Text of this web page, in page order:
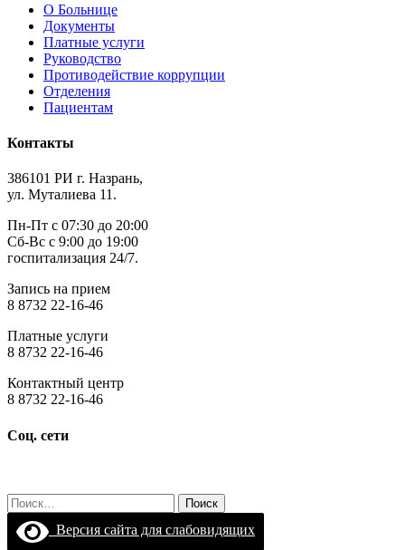
О Больнице
Документы
Платные услуги
Руководство
Противодействие коррупции
Отделения
Пациентам
Контакты
386101 РИ г. Назрань,
ул. Муталиева 11.
Пн-Пт с 07:30 до 20:00
Сб-Вс с 9:00 до 19:00
госпитализация 24/7.
Запись на прием
8 8732 22-16-46
Платные услуги
8 8732 22-16-46
Контактный центр
8 8732 22-16-46
Соц. сети
Найти:
Версия сайта для слабовидящих